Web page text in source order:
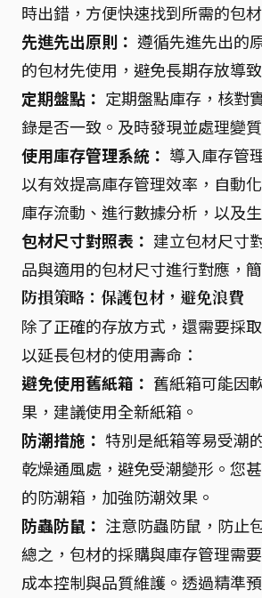
時出錯，方便快速找到所需的包材
先進先出原則： 遵循先進先出的
的包材先使用，避免長期存放導
定期盤點： 定期盤點庫存，核對
錄是否一致。及時發現並處理變
使用庫存管理系統： 導入庫存管
以有效提高庫存管理效率，自動
庫存流動、進行數據分析，以及
包材尺寸對照表： 建立包材尺寸
品與適用的包材尺寸進行對應，
防損策略：保護包材，避免浪費
除了正確的存放方式，還需要採
以延長包材的使用壽命：
避免使用舊紙箱： 舊紙箱可能因
果，建議使用全新紙箱。
防潮措施： 特別是紙箱等易受潮
乾燥通風處，避免受潮變形。您
的防潮箱，加強防潮效果。
防蟲防鼠： 注意防蟲防鼠，防止
總之，包材的採購與庫存管理需
成本控制與品質維護。透過精準